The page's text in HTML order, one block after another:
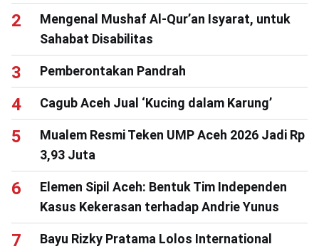
Mengenal Mushaf Al-Qur’an Isyarat, untuk
Sahabat Disabilitas
Pemberontakan Pandrah
Cagub Aceh Jual ‘Kucing dalam Karung’
Mualem Resmi Teken UMP Aceh 2026 Jadi Rp
3,93 Juta
Elemen Sipil Aceh: Bentuk Tim Independen
Kasus Kekerasan terhadap Andrie Yunus
Bayu Rizky Pratama Lolos International